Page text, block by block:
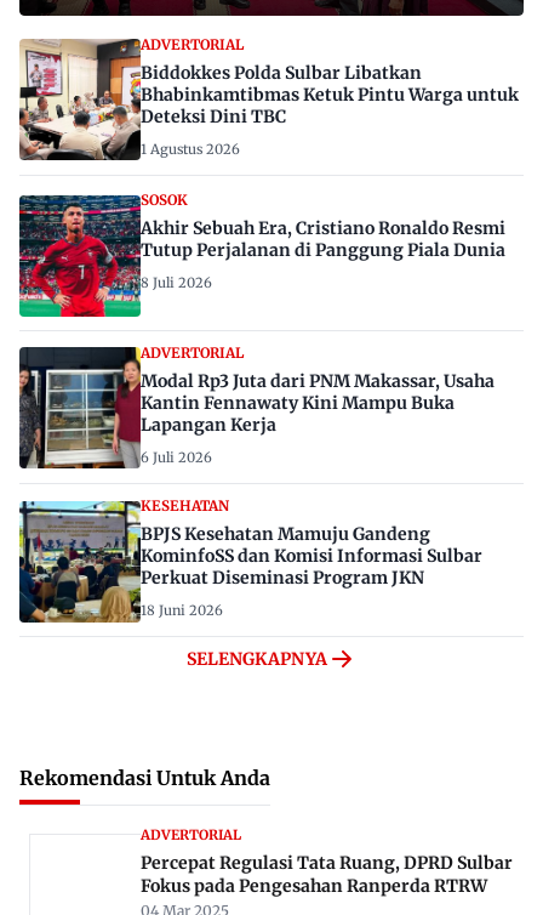
ADVERTORIAL
Biddokkes Polda Sulbar Libatkan
Bhabinkamtibmas Ketuk Pintu Warga untuk
Deteksi Dini TBC
1 Agustus 2026
SOSOK
Akhir Sebuah Era, Cristiano Ronaldo Resmi
Tutup Perjalanan di Panggung Piala Dunia
8 Juli 2026
ADVERTORIAL
Modal Rp3 Juta dari PNM Makassar, Usaha
Kantin Fennawaty Kini Mampu Buka
Lapangan Kerja
6 Juli 2026
KESEHATAN
BPJS Kesehatan Mamuju Gandeng
KominfoSS dan Komisi Informasi Sulbar
Perkuat Diseminasi Program JKN
18 Juni 2026
SELENGKAPNYA
Rekomendasi Untuk Anda
ADVERTORIAL
Percepat Regulasi Tata Ruang, DPRD Sulbar
Fokus pada Pengesahan Ranperda RTRW
04 Mar 2025